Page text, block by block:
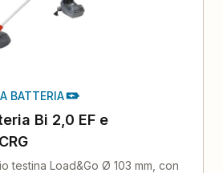
BATTERIA
Bi 2,0 EF e
testina Load&Go Ø 103 mm, con